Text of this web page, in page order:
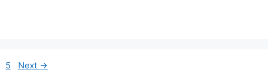
Page
5 Next →